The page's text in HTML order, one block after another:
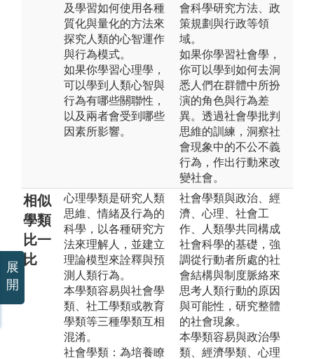
及學習如何使用各種
質化與量化的方法來
探究人類的心智運作
與行為模式。
如果你學習心理學，
可以學到人類心智與
行為有哪些關聯性，
以及兩者會受到哪些
因素所影響。
會科學研究方法、政
策規劃與行政等領
域。
如果你學習社會學，
你可以學到如何去洞
悉人們在群體中所扮
演的角色與行為差
異。透過社會學批判
思維的訓練，洞察社
會現象中的不公不義
行為，作出行動來改
變社會。
相似
學類
比一
比
心理學類是研究人類
思維、情緒及行為的
科學，以各種研究方
法來理解人，並建立
理論模型來詮釋與預
測人類行為。
本學類容易與社會學
類、社工學類或教育
學類等三種學類互相
混淆。
社會學類：為培養瞭
社會學類與政治、經
濟、心理、社會工
作、人類學共同構成
社會科學的基礎，強
調從行動者所處的社
會結構與制度脈絡來
思考人類行動的原因
與可能性，研究整體
的社會現象。
本學類容易與政治學
類、經濟學類、心理
展
開